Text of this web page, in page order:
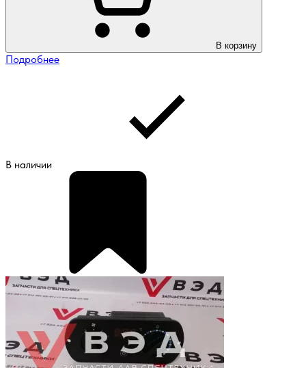
В корзину
Подробнее
В наличии